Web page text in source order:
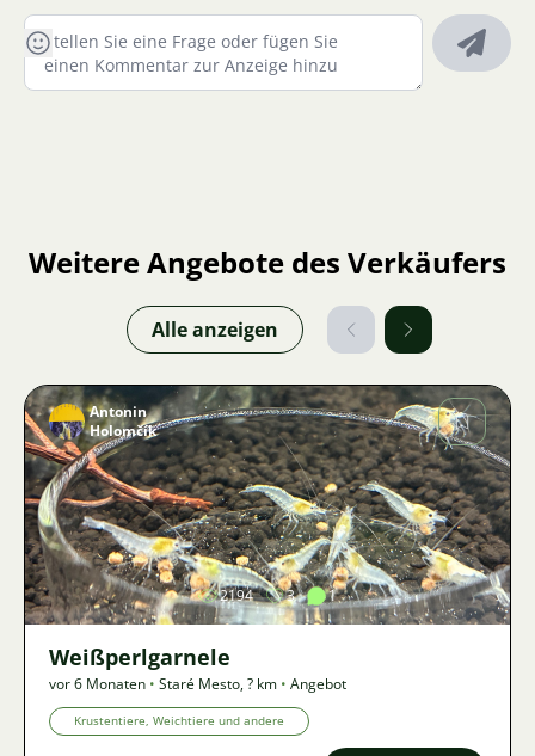
Weitere Angebote des Verkäufers
Alle anzeigen
Bild
Antonin
Holomčík
2194 3 1
Weißperlgarnele
vor 6 Monaten • Staré Mesto,? km • Angebot
Krustentiere, Weichtiere und andere